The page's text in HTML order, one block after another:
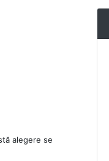
alegere se